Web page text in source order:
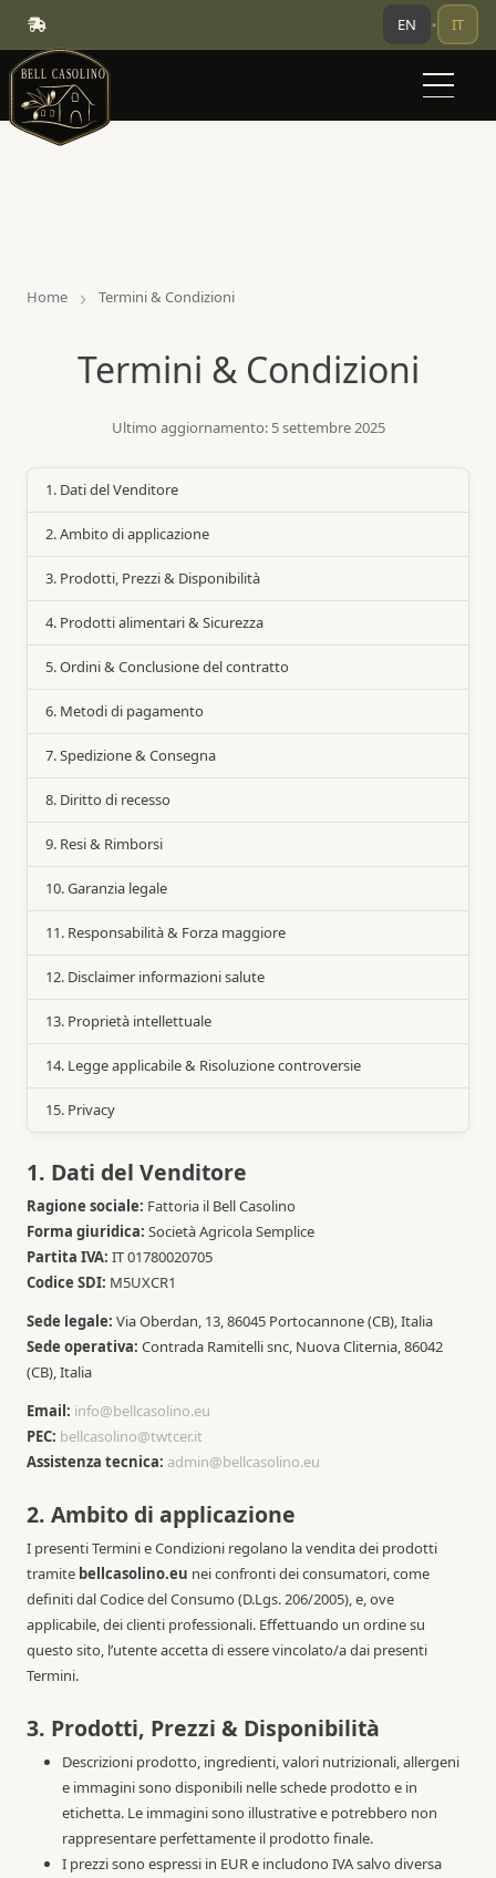
EN • IT
Home Termini & Condizioni
Termini & Condizioni
Ultimo aggiornamento:5 settembre 2025
1. Dati del Venditore
2. Ambito di applicazione
3. Prodotti, Prezzi & Disponibilità
4. Prodotti alimentari & Sicurezza
5. Ordini & Conclusione del contratto
6. Metodi di pagamento
7. Spedizione & Consegna
8. Diritto di recesso
9. Resi & Rimborsi
10. Garanzia legale
11. Responsabilità & Forza maggiore
12. Disclaimer informazioni salute
13. Proprietà intellettuale
14. Legge applicabile & Risoluzione controversie
15. Privacy
1. Dati del Venditore
Ragione sociale: Fattoria il Bell Casolino
Forma giuridica: Società Agricola Semplice
Partita IVA: IT 01780020705
Codice SDI: M5UXCR1
Sede legale: Via Oberdan, 13, 86045 Portocannone (CB), Italia
Sede operativa: Contrada Ramitelli snc, Nuova Cliternia, 86042
(CB), Italia
Email: info@bellcasolino.eu
PEC: bellcasolino@twtcer.it
Assistenza tecnica: admin@bellcasolino.eu
2. Ambito di applicazione
I presenti Termini e Condizioni regolano la vendita dei prodotti
tramite bellcasolino.eu nei confronti dei consumatori, come
definiti dal Codice del Consumo (D.Lgs. 206/2005), e, ove
applicabile, dei clienti professionali. Effettuando un ordine su
questo sito, l’utente accetta di essere vincolato/a dai presenti
Termini.
3. Prodotti, Prezzi & Disponibilità
Descrizioni prodotto, ingredienti, valori nutrizionali, allergeni
e immagini sono disponibili nelle schede prodotto e in
etichetta. Le immagini sono illustrative e potrebbero non
rappresentare perfettamente il prodotto finale.
I prezzi sono espressi in EUR e includono IVA salvo diversa